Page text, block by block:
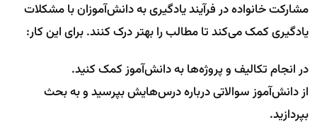
مشارکت خانواده در فرآیند یادگیری به دانش‌آموزان با مشکلات
یادگیری کمک می‌کند تا مطالب را بهتر درک کنند. برای این کار:
در انجام تکالیف و پروژه‌ها به دانش‌آموز کمک کنید.
از دانش‌آموز سوالاتی درباره درس‌هایش بپرسید و به بحث
بپردازید.